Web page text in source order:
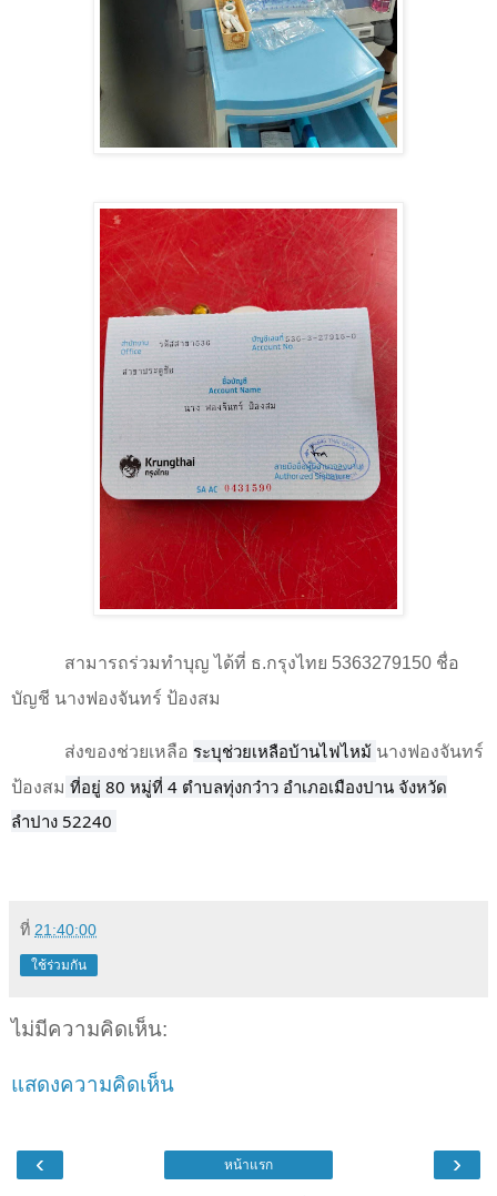
สามารถร่วมทำบุญ ได้ที่ ธ.กรุงไทย 5363279150 ชื่อ
บัญชี นางฟองจันทร์ ป้องสม
ส่งของช่วยเหลือ ระบุช่วยเหลือบ้านไฟไหม้ นางฟองจันทร์
ป้องสม ที่อยู่ 80 หมู่ที่ 4 ตำบลทุ่งกว๋าว อำเภอเมืองปาน จังหวัด
ลำปาง 52240
ที่ 21:40:00
ใช้ร่วมกัน
ไม่มีความคิดเห็น:
แสดงความคิดเห็น
‹ ›
หน้าแรก